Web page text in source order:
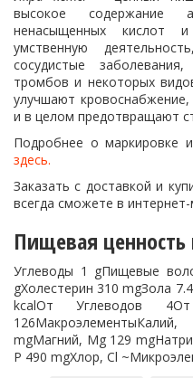
высокое содержание
ненасыщенных кислот
умственную
сосудистые
тромбов и некоторых
улучшают кровоснабжение,
и в целом предотвращают
Подробнее о маркировке
здесь.
Заказать с доставкой и
всегда сможете в
Пищевая ценность
Углеводы 1 gПищевые
gХолестерин 310 mgЗола
kcalОт Углеводов
mgМагний, Mg 129
P 490 mgХлор, Cl